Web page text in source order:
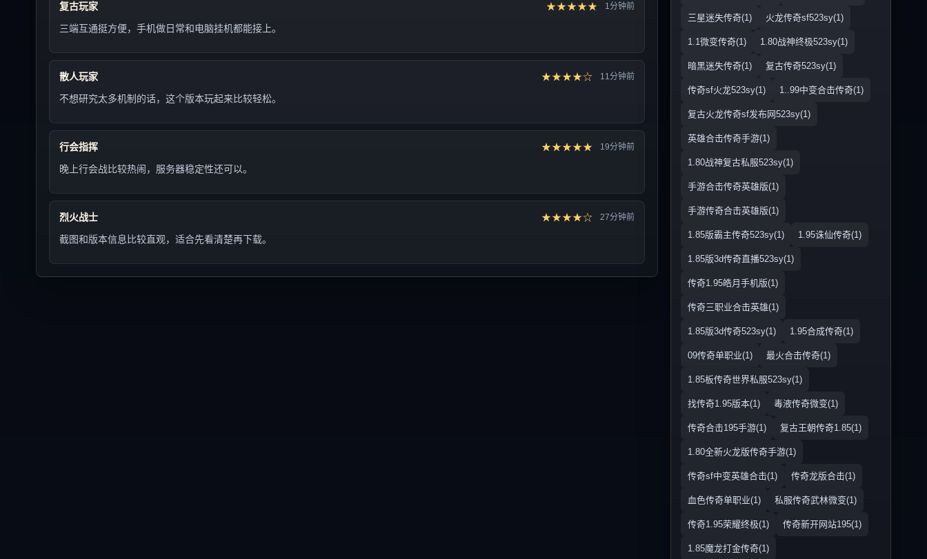
复古玩家 ★★★★★ 1分钟前
三端互通挺方便，手机做日常和电脑挂机都能接上。
散人玩家 ★★★★☆ 11分钟前
不想研究太多机制的话，这个版本玩起来比较轻松。
行会指挥 ★★★★★ 19分钟前
晚上行会战比较热闹，服务器稳定性还可以。
烈火战士 ★★★★☆ 27分钟前
截图和版本信息比较直观，适合先看清楚再下载。
三星迷失传奇(1) 火龙传奇sf523sy(1)
1.1微变传奇(1) 1.80战神终极523sy(1)
暗黑迷失传奇(1) 复古传奇523sy(1)
传奇sf火龙523sy(1) 1..99中变合击传奇(1)
复古火龙传奇sf发布网523sy(1)
英雄合击传奇手游(1)
1.80战神复古私服523sy(1)
手游合击传奇英雄版(1)
手游传奇合击英雄版(1)
1.85版霸主传奇523sy(1) 1.95诛仙传奇(1)
1.85版3d传奇直播523sy(1)
传奇1.95皓月手机版(1)
传奇三职业合击英雄(1)
1.85版3d传奇523sy(1) 1.95合成传奇(1)
09传奇单职业(1) 最火合击传奇(1)
1.85板传奇世界私服523sy(1)
找传奇1.95版本(1) 毒液传奇微变(1)
传奇合击195手游(1) 复古王朝传奇1.85(1)
1.80全新火龙版传奇手游(1)
传奇sf中变英雄合击(1) 传奇龙版合击(1)
血色传奇单职业(1) 私服传奇武林微变(1)
传奇1.95荣耀终极(1) 传奇新开网站195(1)
1.85魔龙打金传奇(1)